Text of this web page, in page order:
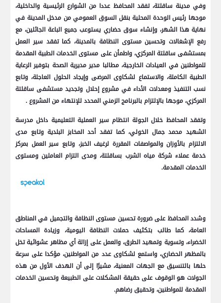
وفي مدينة ساقلتة، تفقد المحافظ عددا من الشوارع الرئيسية والداخلية،
موجها رئيس الوحدة المحلية بنقل السوق العمومي من مدخل المدينة في
نهاية هذا الشهر، وإنشاء سوق حضاري يستوعب جميع الباعة الجائلين، مع
رفع الإشغالات وتحسين مستوى النظافة بالمدينة، كما تفقد سير العمل
بمستشفى ساقلتة المركزي، واطمأن على مستوى الخدمات الطبية المقدمة
للمواطنين في العيادات الخارجية، مطالبا مدير مديرية الصحة بتوفير الرعاية
الطبية الكاملة، والاستماع لشكاوى المرضى وإيجاد الحلول العاجلة، وتابع
نسب التنفيذ ومعدلات الأداء في مشروع إحلال وتجديد مستشفى ساقلتة
المركزي، موجها بالإلتزام بالبرنامج الزمني المحدد للإنتهاء من المشروع .
وتفقد المحافظ خلال الجولة انتظام سير العملية التعليمية داخل مدرسة
الشهيد محمد جمال الخولي، كما تفقد أحد المخابز البلدية وتابع مدى
الالتزام بالأوزان والمواصفات المقررة لرغيف الخبز، وتابع سير العمل بمركز
خدمة عملاء شركة مياه الشرب بساقلتة، ومدى التزام العاملين ومستوى
الخدمات المقدمة.
وشدد المحافظ على ضرورة تحسين مستوى النظافة والتجميل في المناطق
العامة، كما طالب بتكثيف حملات النظافة اليومية، وزيادة المساحات
الخضراء، وتسوية وتمهيد الطرق، والعمل على إزالة أي مظاهر عشوائية تخل
بالمظهر الحضاري، واستمع لشكاوى عدد من المواطنين، مؤكدا على سرعة
حلها بالتنسيق مع الجهات المعنية، مشيرًا إلى أن الهدف الأول من هذه
الجولات هو الوقوف على حقيقة المشكلات على الطبيعة وتحسين الخدمات
المقدمة للمواطنين، وتحقيق رضاهم.